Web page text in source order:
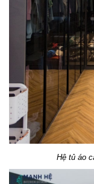
Hệ tủ áo